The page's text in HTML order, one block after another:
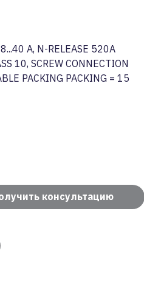
A, N-RELEASE 520A
10, SCREW CONNECTION
PACKING PACKING = 15
консультацию